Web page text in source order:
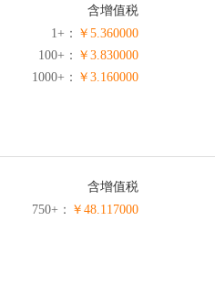
含增值税
1+： ￥5.360000
100+： ￥3.830000
1000+： ￥3.160000
含增值税
750+： ￥48.117000